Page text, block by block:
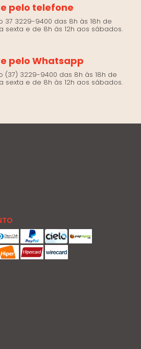
pelo telefone
37 3229-9400 das 8h às 18h de
sexta e de 8h às 12h aos sábados.
pelo Whatsapp
(37) 3229-9400 das 8h às 18h de
sexta e de 8h às 12h aos sábados.